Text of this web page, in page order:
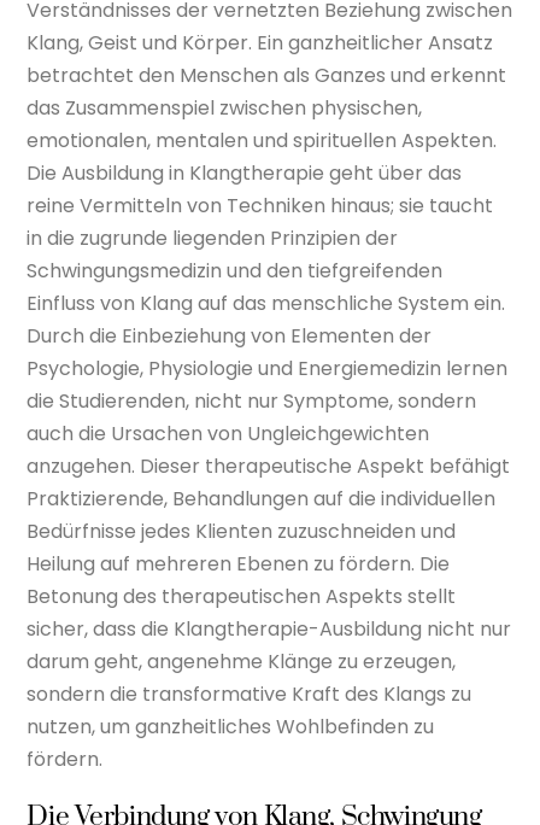
Verständnisses der vernetzten Beziehung zwischen
Klang, Geist und Körper. Ein ganzheitlicher Ansatz
betrachtet den Menschen als Ganzes und erkennt
das Zusammenspiel zwischen physischen,
emotionalen, mentalen und spirituellen Aspekten.
Die Ausbildung in Klangtherapie geht über das
reine Vermitteln von Techniken hinaus; sie taucht
in die zugrunde liegenden Prinzipien der
Schwingungsmedizin und den tiefgreifenden
Einfluss von Klang auf das menschliche System ein.
Durch die Einbeziehung von Elementen der
Psychologie, Physiologie und Energiemedizin lernen
die Studierenden, nicht nur Symptome, sondern
auch die Ursachen von Ungleichgewichten
anzugehen. Dieser therapeutische Aspekt befähigt
Praktizierende, Behandlungen auf die individuellen
Bedürfnisse jedes Klienten zuzuschneiden und
Heilung auf mehreren Ebenen zu fördern. Die
Betonung des therapeutischen Aspekts stellt
sicher, dass die Klangtherapie-Ausbildung nicht nur
darum geht, angenehme Klänge zu erzeugen,
sondern die transformative Kraft des Klangs zu
nutzen, um ganzheitliches Wohlbefinden zu
fördern.
Die Verbindung von Klang, Schwingung